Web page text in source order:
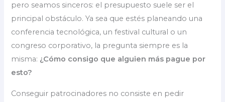
pero seamos sinceros: el presupuesto suele ser el
principal obstáculo. Ya sea que estés planeando una
conferencia tecnológica, un festival cultural o un
congreso corporativo, la pregunta siempre es la
misma: ¿Cómo consigo que alguien más pague por
esto?
Conseguir patrocinadores no consiste en pedir